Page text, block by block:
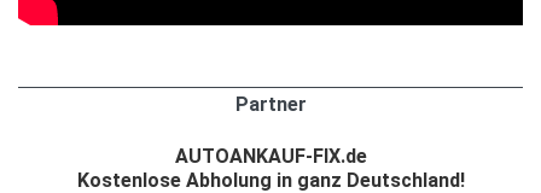
Partner
AUTOANKAUF-FIX.de
Kostenlose Abholung in ganz Deutschland!